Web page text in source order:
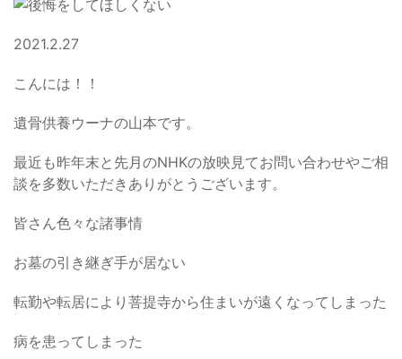
2021.2.27
こんには！！
遺骨供養ウーナの山本です。
最近も昨年末と先月のNHKの放映見てお問い合わせやご相
談を多数いただきありがとうございます。
皆さん色々な諸事情
お墓の引き継ぎ手が居ない
転勤や転居により菩提寺から住まいが遠くなってしまった
病を患ってしまった